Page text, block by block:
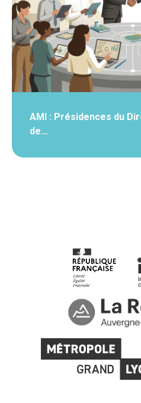
AMI : Présidences du
de…